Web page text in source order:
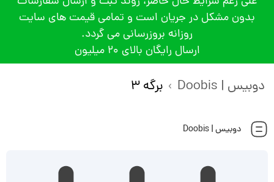
بدون مشکل در جریان است و تمامی قیمت های سایت
روزانه بروزرسانی می گردد.
ارسال رایگان بالای 20 میلیون
دوبیس | Doobis برگه 3
دوبیس | Doobis